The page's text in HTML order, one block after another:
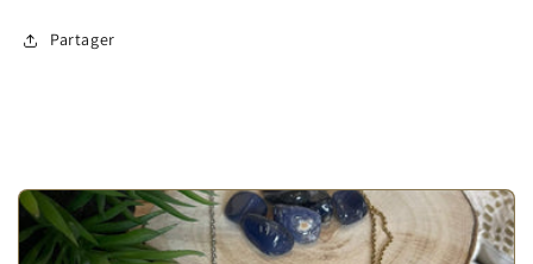
Partager